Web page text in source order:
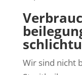
Wir sind nicht